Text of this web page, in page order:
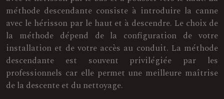
méthode descendante consiste à introduire la canne
avec le hérisson par le haut et à descendre. Le choix de
la méthode dépend de la configuration de votre
installation et de votre accès au conduit. La méthode
descendante est souvent privilégiée par les
professionnels car elle permet une meilleure maîtrise
de la descente et du nettoyage.